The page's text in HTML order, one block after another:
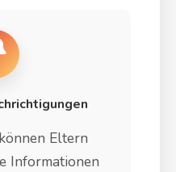
Eltern
Informationen